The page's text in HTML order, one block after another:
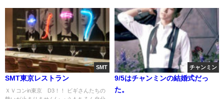
SMT
SMT東京レストラン
ＸＶコンin東京 D3！！ ビギさんたちの
チャンミン
9/5はチャンミンの結婚式だっ
た。